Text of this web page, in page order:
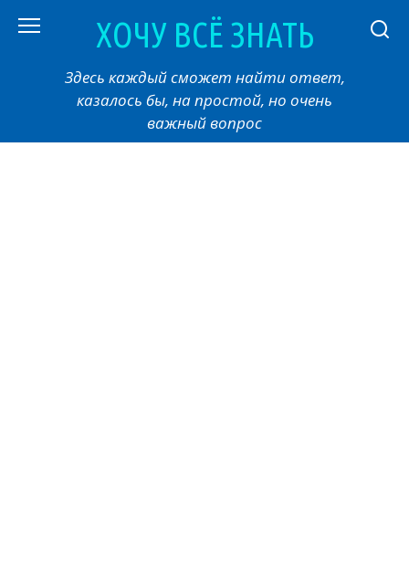
ХОЧУ ВСЁ ЗНАТЬ
Здесь каждый сможет найти ответ,
казалось бы, на простой, но очень
важный вопрос